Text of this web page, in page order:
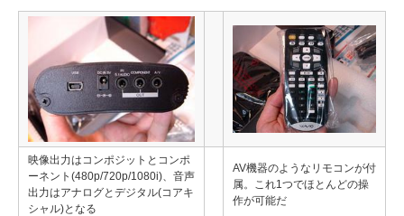
映像出力はコンポジットとコンポ
ーネント(480p/720p/1080i)、音声
出力はアナログとデジタル(コアキ
シャル)となる
AV機器のようなリモコンが付
属。これ1つでほとんどの操
作が可能だ